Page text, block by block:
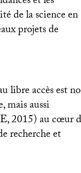
de la science en
projets de
libre accès est
mais aussi
, 2015) au cœur
recherche et